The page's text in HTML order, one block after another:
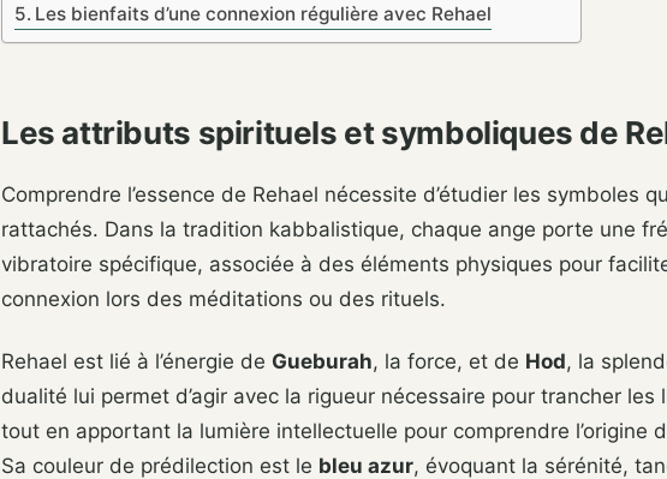
Les bienfaits d’une connexion régulière avec Rehael
Les attributs spirituels et symboliques de
Comprendre l’essence de Rehael nécessite d’étudier les symboles
rattachés. Dans la tradition kabbalistique, chaque ange porte une
vibratoire spécifique, associée à des éléments physiques pour
connexion lors des méditations ou des rituels.
Rehael est lié à l’énergie de Gueburah, la force, et de Hod, la
dualité lui permet d’agir avec la rigueur nécessaire pour trancher les
tout en apportant la lumière intellectuelle pour comprendre l’origine
Sa couleur de prédilection est le bleu azur, évoquant la sérénité,